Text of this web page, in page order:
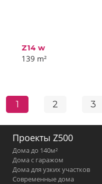
Z14 w
139 m²
1 2 3
Проекты Z500
Дома до 140м²
Дома с гаражом
Дома для узких участков
Современные дома